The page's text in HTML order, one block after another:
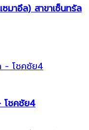
มาอึล) สาขาเซ็นทรัล
โชคชัย4